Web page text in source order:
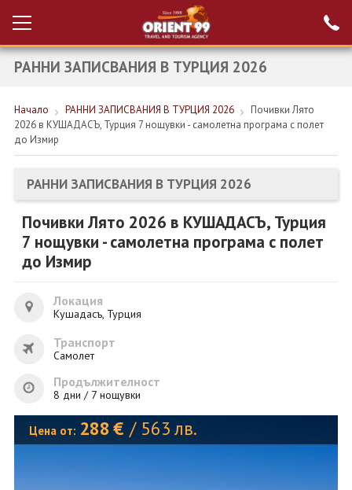
Вход за агенти
Проверка на
резервация
РАННИ ЗАПИСВАНИЯ ТУРЦИЯ
НОВА ГОДИНА ТУРЦИЯ
НОВА ГОДИНА
КРУИЗИ
ЕКЗОТИКА
ЕКСКУРЗИИ
ОЩЕ
ЗА НАС
РАННИ ЗАПИСВАНИЯ В ТУРЦИЯ 2026
Начало РАННИ ЗАПИСВАНИЯ В ТУРЦИЯ 2026
Почивки Лято
2026 в КУШАДАСЪ, Турция 7 нощувки - самолетна програма с полет
до Измир
РАННИ ЗАПИСВАНИЯ В ТУРЦИЯ 2026
Почивки Лято 2026 в КУШАДАСЪ, Турция
7 нощувки - самолетна програма с полет
до Измир
Локация
Кушадасъ, Турция
Транспорт
Самолет
Продължителност
8 дни / 7 нощувки
Цена от: 288 € / 563 лв.